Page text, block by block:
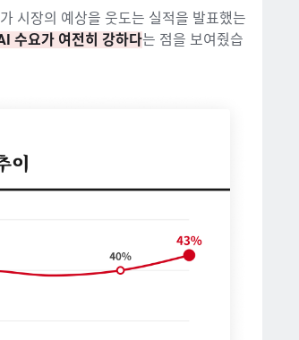
가 시장의 예상을 웃도는 실적을 발표했는
수요가 여전히 강하다는 점을 보여줬습